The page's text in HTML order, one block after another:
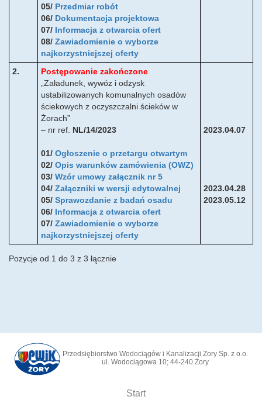
05/ Przedmiar robót
06/ Dokumentacja projektowa
07/ Informacja z otwarcia ofert
08/ Zawiadomienie o wyborze
najkorzystniejszej oferty
2.
Postępowanie zakończone
„Załadunek, wywóz i odzysk
ustabilizowanych komunalnych osadów
ściekowych z oczyszczalni ścieków w
Żorach”
– nr ref. NL/14/2023
01/ Ogłoszenie o przetargu otwartym
02/ Opis warunków zamówienia (OWZ)
03/ Wzór umowy załącznik nr 5
04/ Załączniki w wersji edytowalnej
05/ Sprawozdanie z badań osadu
06/ Informacja z otwarcia ofert
07/ Zawiadomienie o wyborze
najkorzystniejszej oferty
2023.04.07
2023.04.28
2023.05.12
Pozycje od 1 do 3 z 3 łącznie
Przedsiębiorstwo Wodociągów i Kanalizacji Żory Sp. z o.o.
ul. Wodociągowa 10; 44-240 Żory
Start